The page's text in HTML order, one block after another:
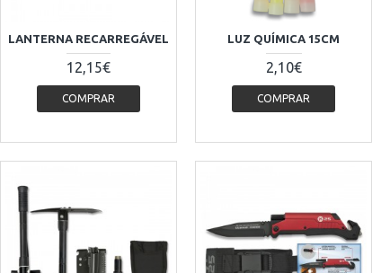
LANTERNA RECARREGÁVEL
12,15€
COMPRAR
LUZ QUÍMICA 15CM
2,10€
COMPRAR